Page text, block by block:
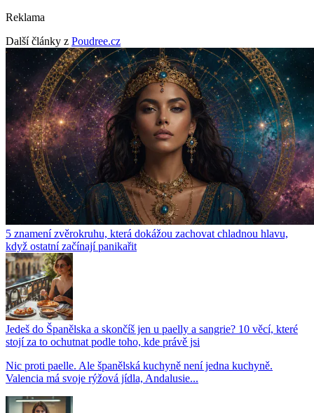
Reklama
Další články z Poudree.cz
5 znamení zvěrokruhu, která dokážou zachovat chladnou hlavu,
když ostatní začínají panikařit
Jedeš do Španělska a skončíš jen u paelly a sangrie? 10 věcí, které
stojí za to ochutnat podle toho, kde právě jsi
Nic proti paelle. Ale španělská kuchyně není jedna kuchyně.
Valencia má svoje rýžová jídla, Andalusie...